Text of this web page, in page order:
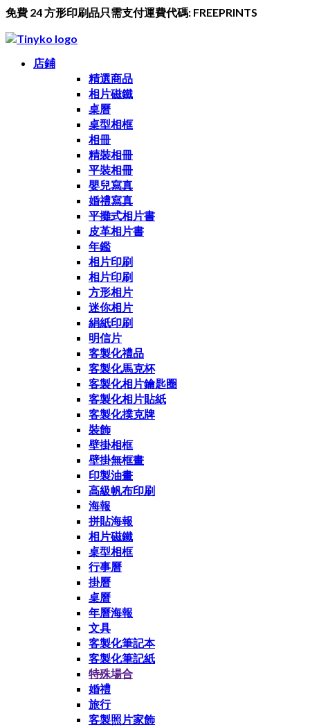
免費 24 方形印刷品只需支付運費代碼: FREEPRINTS
店鋪
精選商品
相片磁鐵
桌曆
桌型相框
相冊
精裝相冊
平裝相冊
嬰兒寫真
婚禮寫真
平攤式相片書
皮革相片書
年鑑
相片印刷
相片印刷
方形相片
迷你相片
絹紙印刷
明信片
客製化禮品
客製化馬克杯
客製化相片鑰匙圈
客製化相片貼紙
客製化撲克牌
裝飾
壁掛相框
壁掛無框畫
印製油畫
高級帆布印刷
海報
拼貼海報
相片磁鐵
桌型相框
行事曆
掛曆
桌曆
年曆海報
文具
客製化筆記本
客製化筆記紙
特殊場合
婚禮
旅行
客製照片家飾